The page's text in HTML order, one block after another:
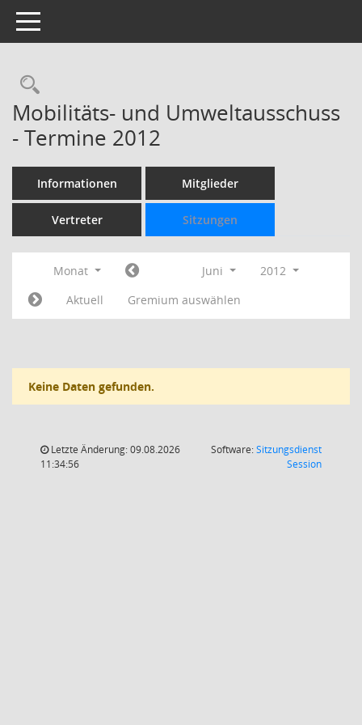
Toggle navigation
Rechercheauswahl
Mobilitäts- und Umweltausschuss
- Termine 2012
Informationen Mitglieder
Vertreter Sitzungen
Monat Juni
2012
Aktuell
Gremium auswählen
Keine Daten gefunden.
Letzte Änderung: 09.08.2026
11:34:56
Software:Sitzungsdienst
Session(Wird in